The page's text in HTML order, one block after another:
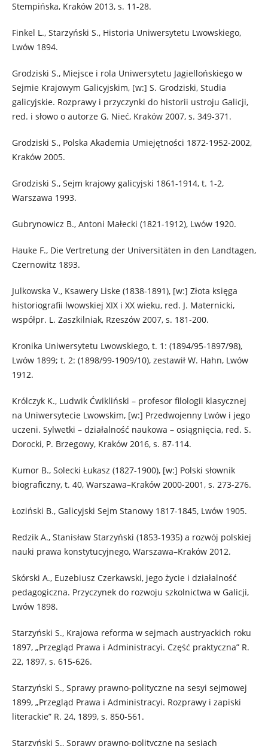
Stempińska, Kraków 2013, s. 11-28.
Finkel L., Starzyński S., Historia Uniwersytetu Lwowskiego,
Lwów 1894.
Grodziski S., Miejsce i rola Uniwersytetu Jagiellońskiego w
Sejmie Krajowym Galicyjskim, [w:] S. Grodziski, Studia
galicyjskie. Rozprawy i przyczynki do historii ustroju Galicji,
red. i słowo o autorze G. Nieć, Kraków 2007, s. 349-371.
Grodziski S., Polska Akademia Umiejętności 1872-1952-2002,
Kraków 2005.
Grodziski S., Sejm krajowy galicyjski 1861-1914, t. 1-2,
Warszawa 1993.
Gubrynowicz B., Antoni Małecki (1821-1912), Lwów 1920.
Hauke F., Die Vertretung der Universitäten in den Landtagen,
Czernowitz 1893.
Julkowska V., Ksawery Liske (1838-1891), [w:] Złota księga
historiografii lwowskiej XIX i XX wieku, red. J. Maternicki,
współpr. L. Zaszkilniak, Rzeszów 2007, s. 181-200.
Kronika Uniwersytetu Lwowskiego, t. 1: (1894/95-1897/98),
Lwów 1899; t. 2: (1898/99-1909/10), zestawił W. Hahn, Lwów
1912.
Królczyk K., Ludwik Ćwikliński – profesor filologii klasycznej
na Uniwersytecie Lwowskim, [w:] Przedwojenny Lwów i jego
uczeni. Sylwetki – działalność naukowa – osiągnięcia, red. S.
Dorocki, P. Brzegowy, Kraków 2016, s. 87-114.
Kumor B., Solecki Łukasz (1827-1900), [w:] Polski słownik
biograficzny, t. 40, Warszawa–Kraków 2000-2001, s. 273-276.
Łoziński B., Galicyjski Sejm Stanowy 1817-1845, Lwów 1905.
Redzik A., Stanisław Starzyński (1853-1935) a rozwój polskiej
nauki prawa konstytucyjnego, Warszawa–Kraków 2012.
Skórski A., Euzebiusz Czerkawski, jego życie i działalność
pedagogiczna. Przyczynek do rozwoju szkolnictwa w Galicji,
Lwów 1898.
Starzyński S., Krajowa reforma w sejmach austryackich roku
1897, „Przegląd Prawa i Administracyi. Część praktyczna” R.
22, 1897, s. 615-626.
Starzyński S., Sprawy prawno-polityczne na sesyi sejmowej
1899, „Przegląd Prawa i Administracyi. Rozprawy i zapiski
literackie” R. 24, 1899, s. 850-561.
Starzyński S., Sprawy prawno-polityczne na sesjach